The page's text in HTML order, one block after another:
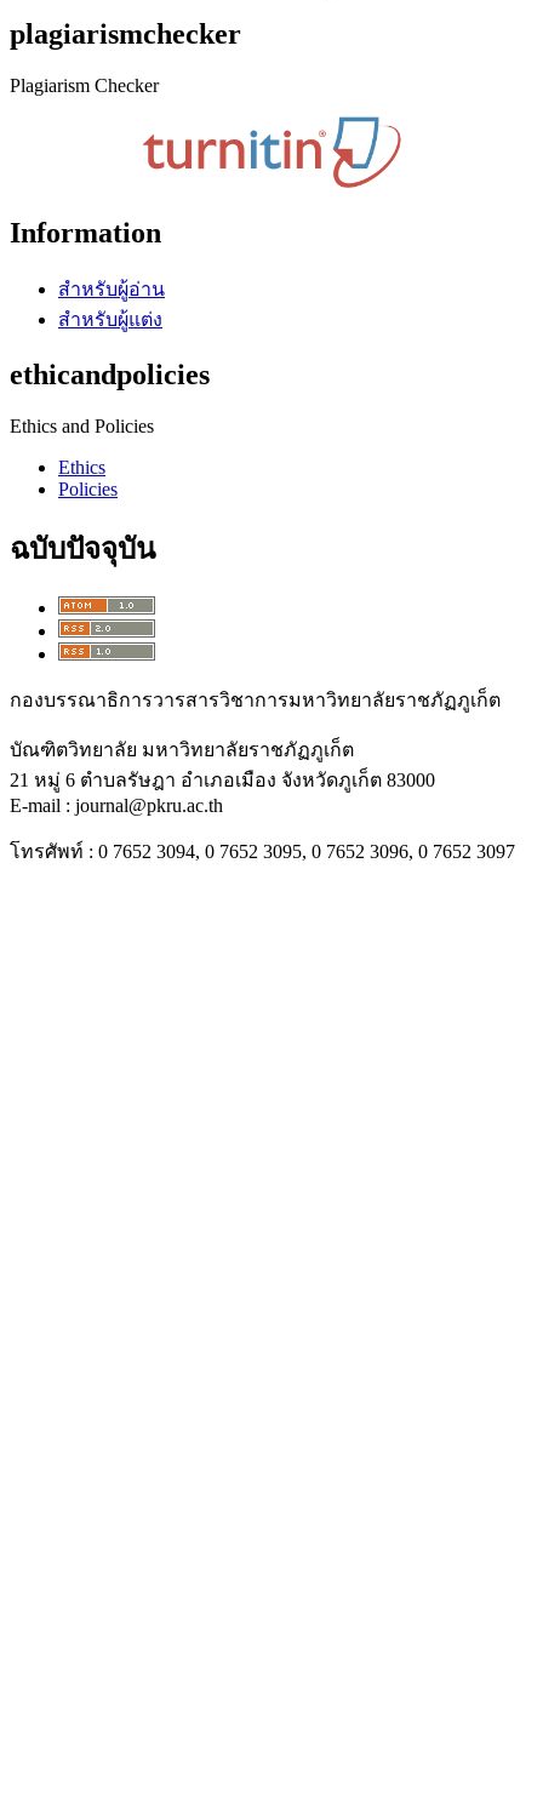
plagiarismchecker
Plagiarism Checker
Information
สำหรับผู้อ่าน
สำหรับผู้แต่ง
ethicandpolicies
Ethics and Policies
Ethics
Policies
ฉบับปัจจุบัน
กองบรรณาธิการวารสารวิชาการมหาวิทยาลัยราชภัฏภูเก็ต
บัณฑิตวิทยาลัย มหาวิทยาลัยราชภัฏภูเก็ต
21 หมู่ 6 ตำบลรัษฎา อำเภอเมือง จังหวัดภูเก็ต 83000
E-mail : journal@pkru.ac.th
โทรศัพท์ : 0 7652 3094, 0 7652 3095, 0 7652 3096, 0 7652 3097